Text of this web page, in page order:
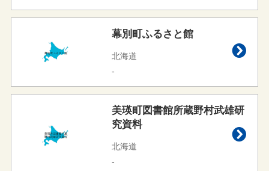
幕別町ふるさと館
北海道
-
美瑛町図書館所蔵野村武雄研
究資料
北海道
-